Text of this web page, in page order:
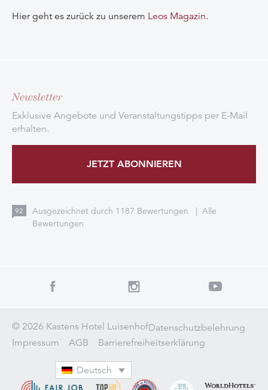
Hier geht es zurück zu unserem Leos Magazin.
Newsletter
Exklusive Angebote und Veranstaltungstipps per E-Mail
erhalten.
JETZT ABONNIEREN
92 Ausgezeichnet durch 1187 Bewertungen | Alle
Bewertungen
© 2026 Kastens Hotel LuisenhofDatenschutzbelehrung
Impressum
AGB Barrierefreiheitserklärung
Deutsch